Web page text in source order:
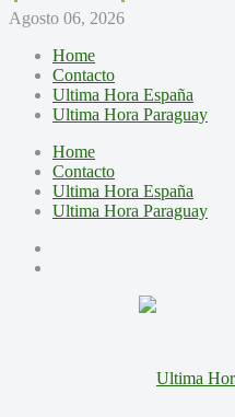
Agosto 06, 2026
Home
Contacto
Ultima Hora España
Ultima Hora Paraguay
Home
Contacto
Ultima Hora España
Ultima Hora Paraguay